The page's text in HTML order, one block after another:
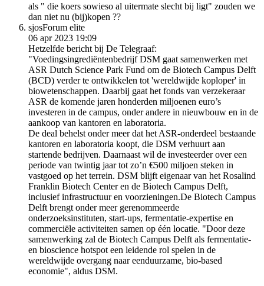
als " die koers sowieso al uitermate slecht bij ligt" zouden we
dan niet nu (bij)kopen ??
sjosForum elite
06 apr 2023 19:09
Hetzelfde bericht bij De Telegraaf:
"Voedingsingrediëntenbedrijf DSM gaat samenwerken met
ASR Dutch Science Park Fund om de Biotech Campus Delft
(BCD) verder te ontwikkelen tot 'wereldwijde koploper' in
biowetenschappen. Daarbij gaat het fonds van verzekeraar
ASR de komende jaren honderden miljoenen euro’s
investeren in de campus, onder andere in nieuwbouw en in de
aankoop van kantoren en laboratoria.
De deal behelst onder meer dat het ASR-onderdeel bestaande
kantoren en laboratoria koopt, die DSM verhuurt aan
startende bedrijven. Daarnaast wil de investeerder over een
periode van twintig jaar tot zo’n €500 miljoen steken in
vastgoed op het terrein. DSM blijft eigenaar van het Rosalind
Franklin Biotech Center en de Biotech Campus Delft,
inclusief infrastructuur en voorzieningen.De Biotech Campus
Delft brengt onder meer gerenommeerde
onderzoeksinstituten, start-ups, fermentatie-expertise en
commerciële activiteiten samen op één locatie. "Door deze
samenwerking zal de Biotech Campus Delft als fermentatie-
en bioscience hotspot een leidende rol spelen in de
wereldwijde overgang naar eenduurzame, bio-based
economie", aldus DSM.